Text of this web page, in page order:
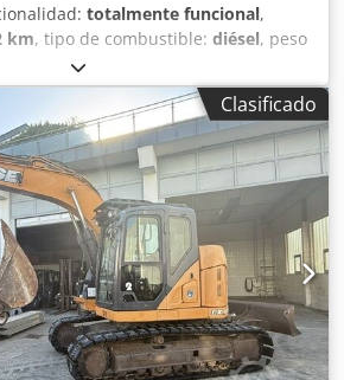
totalmente funcional,
km, tipo de combustible: diésel, peso
configuración de ejes:
longitud del espacio de carga:4.300
de carga:2.100 mm , altura del
mm, Año de fabricación:2008,
Aajzcurxsgjkr Motor 3.0 318 CDI
actual: 522.600 km Inspección
22.12.2026 El vehículo necesita
de carrocería, pero está en buen
Clasificado